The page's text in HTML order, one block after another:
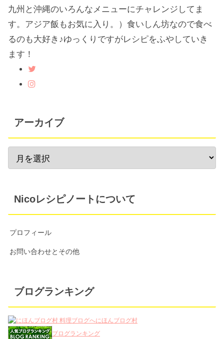
九州と沖縄のいろんなメニューにチャレンジしてま
す。アジア飯もお気に入り。）食いしん坊なので食べ
るのも大好き♪ゆっくりですがレシピをふやしていき
ます！
アーカイブ
Nicoレシピノートについて
プロフィール
お問い合わせとその他
ブログランキング
にほんブログ村
ブログランキング